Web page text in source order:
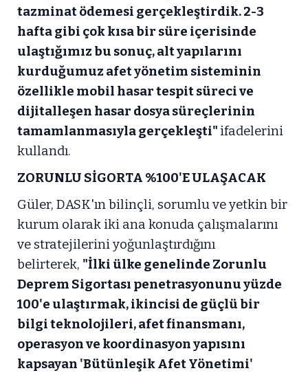
tazminat ödemesi gerçekleştirdik. 2-3
hafta gibi çok kısa bir süre içerisinde
ulaştığımız bu sonuç, alt yapılarını
kurduğumuz afet yönetim sisteminin
özellikle mobil hasar tespit süreci ve
dijitalleşen hasar dosya süreçlerinin
tamamlanmasıyla gerçekleşti" ifadelerini
kullandı.
ZORUNLU SİGORTA %100'E ULAŞACAK
Güler, DASK'ın bilinçli, sorumlu ve yetkin bir
kurum olarak iki ana konuda çalışmalarını
ve stratejilerini yoğunlaştırdığını
belirterek, "İlki ülke genelinde Zorunlu
Deprem Sigortası penetrasyonunu yüzde
100'e ulaştırmak, ikincisi de güçlü bir
bilgi teknolojileri, afet finansmanı,
operasyon ve koordinasyon yapısını
kapsayan 'Bütünleşik Afet Yönetimi'